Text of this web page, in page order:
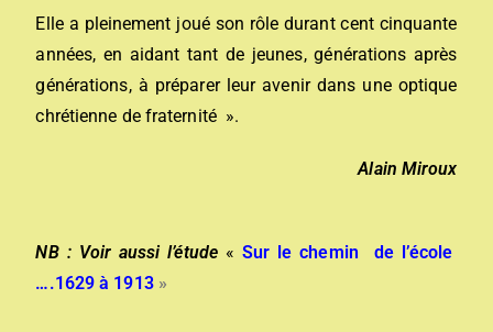
Elle a pleinement joué son rôle durant cent cinquante
années, en aidant tant de jeunes, générations après
générations, à préparer leur avenir dans une optique
chrétienne de fraternité ».
Alain Miroux
NB : Voir aussi l’étude « Sur le chemin de l’école
….1629 à 1913»